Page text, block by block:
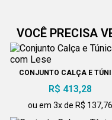
VOCÊ PRECISA
CONJUNTO CALÇA E
COM LESE
R$ 413,28
ou em 3x de R$ 137,76